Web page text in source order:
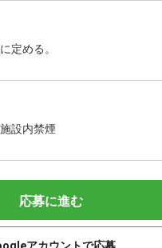
定める。
設内禁煙
応募に進む